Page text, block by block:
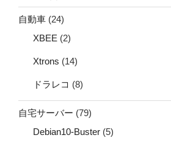
自動車 (24)
XBEE (2)
Xtrons (14)
ドラレコ (8)
自宅サーバー (79)
Debian10-Buster (5)